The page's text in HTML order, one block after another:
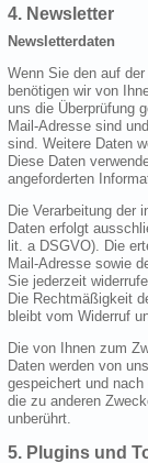
4. Newsletter
Newsletterdaten
Wenn Sie den auf
benötigen wir von
uns die Überprüfung
Mail-Adresse sind
sind. Weitere Daten
Diese Daten
angeforderten
Die Verarbeitung der
Daten erfolgt
lit. a DSGVO). Die
Mail-Adresse sowie
Sie jederzeit
Die Rechtmäßigkeit
bleibt vom Widerruf
Die von Ihnen zum
Daten werden von
gespeichert und
die zu anderen
unberührt.
5. Plugins und